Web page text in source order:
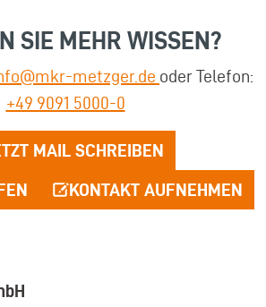
SIE MEHR WISSEN?
metzger.de oder Telefon:
+49 9091 5000-0
MAIL SCHREIBEN
KONTAKT AUFNEHMEN